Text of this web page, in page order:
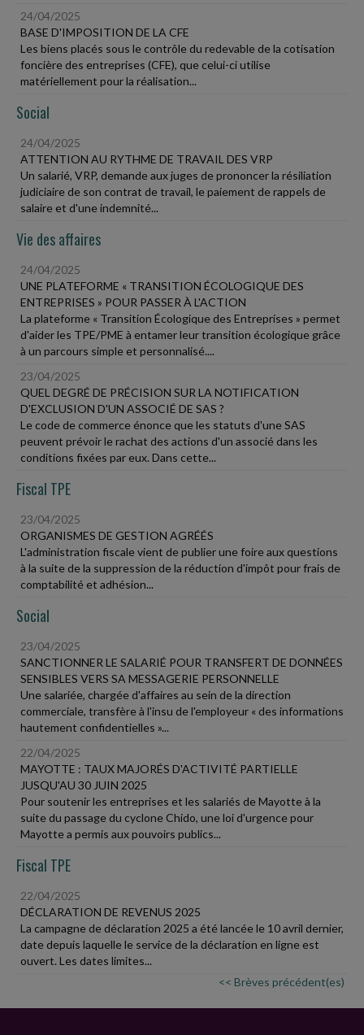
24/04/2025
BASE D'IMPOSITION DE LA CFE
Les biens placés sous le contrôle du redevable de la cotisation
foncière des entreprises (CFE), que celui-ci utilise
matériellement pour la réalisation...
Social
24/04/2025
ATTENTION AU RYTHME DE TRAVAIL DES VRP
Un salarié, VRP, demande aux juges de prononcer la résiliation
judiciaire de son contrat de travail, le paiement de rappels de
salaire et d'une indemnité...
Vie des affaires
24/04/2025
UNE PLATEFORME « TRANSITION ÉCOLOGIQUE DES
ENTREPRISES » POUR PASSER À L'ACTION
La plateforme « Transition Écologique des Entreprises » permet
d'aider les TPE/PME à entamer leur transition écologique grâce
à un parcours simple et personnalisé....
23/04/2025
QUEL DEGRÉ DE PRÉCISION SUR LA NOTIFICATION
D'EXCLUSION D'UN ASSOCIÉ DE SAS ?
Le code de commerce énonce que les statuts d'une SAS
peuvent prévoir le rachat des actions d'un associé dans les
conditions fixées par eux. Dans cette...
Fiscal TPE
23/04/2025
ORGANISMES DE GESTION AGRÉÉS
L'administration fiscale vient de publier une foire aux questions
à la suite de la suppression de la réduction d'impôt pour frais de
comptabilité et adhésion...
Social
23/04/2025
SANCTIONNER LE SALARIÉ POUR TRANSFERT DE DONNÉES
SENSIBLES VERS SA MESSAGERIE PERSONNELLE
Une salariée, chargée d'affaires au sein de la direction
commerciale, transfère à l'insu de l'employeur « des informations
hautement confidentielles »...
22/04/2025
MAYOTTE : TAUX MAJORÉS D'ACTIVITÉ PARTIELLE
JUSQU'AU 30 JUIN 2025
Pour soutenir les entreprises et les salariés de Mayotte à la
suite du passage du cyclone Chido, une loi d'urgence pour
Mayotte a permis aux pouvoirs publics...
Fiscal TPE
22/04/2025
DÉCLARATION DE REVENUS 2025
La campagne de déclaration 2025 a été lancée le 10 avril dernier,
date depuis laquelle le service de la déclaration en ligne est
ouvert. Les dates limites...
<< Brèves précédent(es)